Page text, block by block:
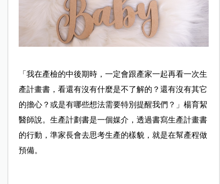
「我在產檢的中後期時，一定會跟產家一起再看一次生
產計畫書，看還有沒有什麼是不了解的？還有沒有其它
的擔心？或是有哪些想法需要特別提醒我們？」楊育絜
醫師說。生產計劃書是一個媒介，透過書寫生產計畫書
的行動，準家長會去思考生產的樣貌，就是在幫產程做
預備。